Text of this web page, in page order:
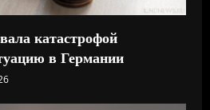
катастрофой
в Германии